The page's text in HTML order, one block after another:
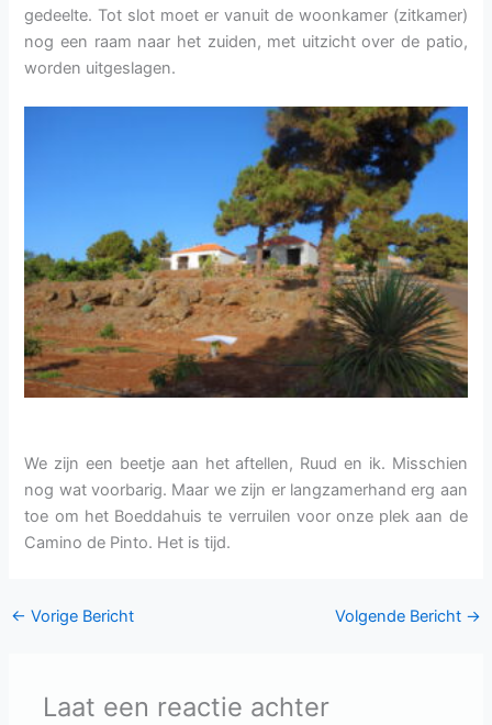
gedeelte. Tot slot moet er vanuit de woonkamer (zitkamer)
nog een raam naar het zuiden, met uitzicht over de patio,
worden uitgeslagen.
We zijn een beetje aan het aftellen, Ruud en ik. Misschien
nog wat voorbarig. Maar we zijn er langzamerhand erg aan
toe om het Boeddahuis te verruilen voor onze plek aan de
Camino de Pinto. Het is tijd.
← Vorige Bericht Volgende Bericht →
Laat een reactie achter